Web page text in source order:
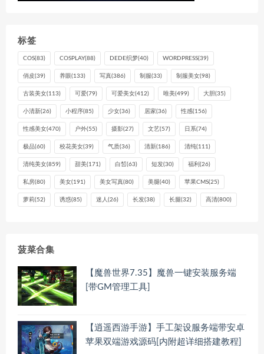
标签
COS(83) COSPLAY(88) DEDE织梦(40) WORDPRESS(39)
俏皮(39) 养眼(133) 写真(386) 制服(33) 制服美女(98)
古装美女(113) 可爱(79) 可爱美女(412) 唯美(499) 大胆(35)
小清新(26) 小程序(85) 少女(36) 居家(36) 性感(156)
性感美女(470) 户外(55) 摄影(27) 文艺(57) 日系(74)
极品(60) 校花美女(39) 气质(36) 清新(186) 清纯(111)
清纯美女(859) 甜美(171) 白皙(63) 短发(30) 福利 (26)
私房(80) 美女(191) 美女写真(80) 美腿(40) 苹果CMS(25)
萝莉(52) 诱惑(85) 迷人 (26) 长发(38) 长腿(32) 高清(800)
菠菜合集
【魔兽世界7.35】魔兽一键安装服务端
[带GM管理工具]
【逍遥西游手游】手工架设服务端带安卓
苹果双端游戏源码[内附超详细搭建教程]